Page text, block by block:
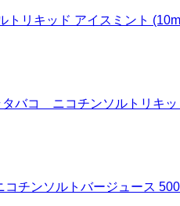
トリキッド アイスミント
バコ ニコチンソルトリキッ
コチンソルトバージュース